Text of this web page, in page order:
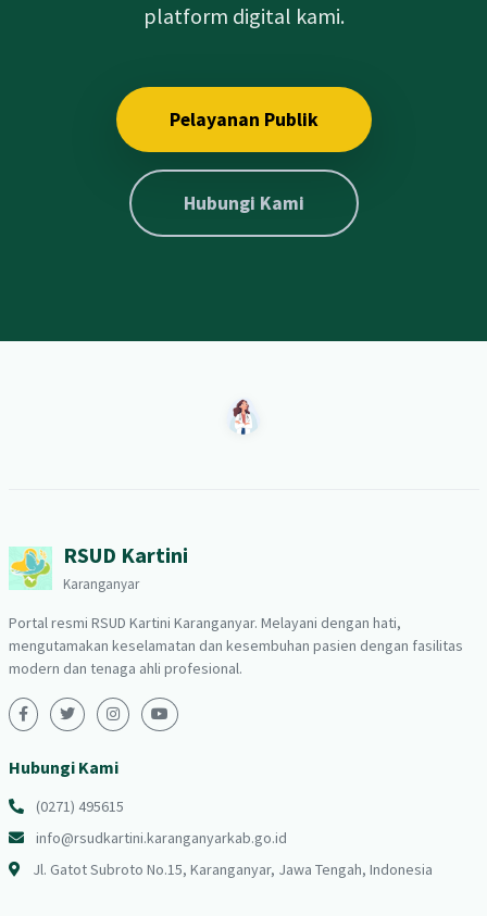
platform digital kami.
Pelayanan Publik
Hubungi Kami
RSUD Kartini
Karanganyar
Portal resmi RSUD Kartini Karanganyar. Melayani dengan hati,
mengutamakan keselamatan dan kesembuhan pasien dengan fasilitas
modern dan tenaga ahli profesional.
Hubungi Kami
(0271) 495615
info@rsudkartini.karanganyarkab.go.id
Jl. Gatot Subroto No.15, Karanganyar, Jawa Tengah, Indonesia